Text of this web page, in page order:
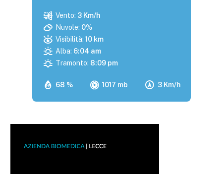
68 % 1017 mb 3 Km/h
Vento: 3 Km/h
Nuvole: 0%
Visibilità: 10 km
Alba: 6:04 am
Tramonto: 8:09 pm